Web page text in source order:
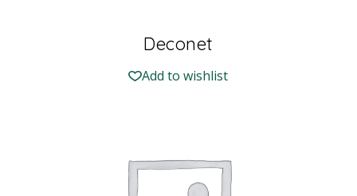
Deconet
Add to wishlist